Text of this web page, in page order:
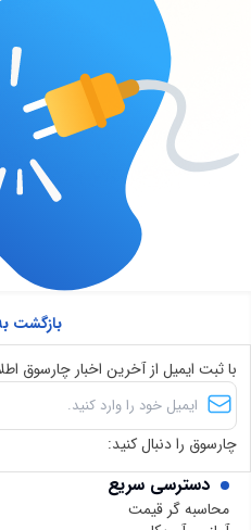
دسترسی سریع
محاسبه گر قیمت
بازگشت
با ثبت ایمیل از آخرین اخبار چارسوق
چارسوق را دنبال کنید: